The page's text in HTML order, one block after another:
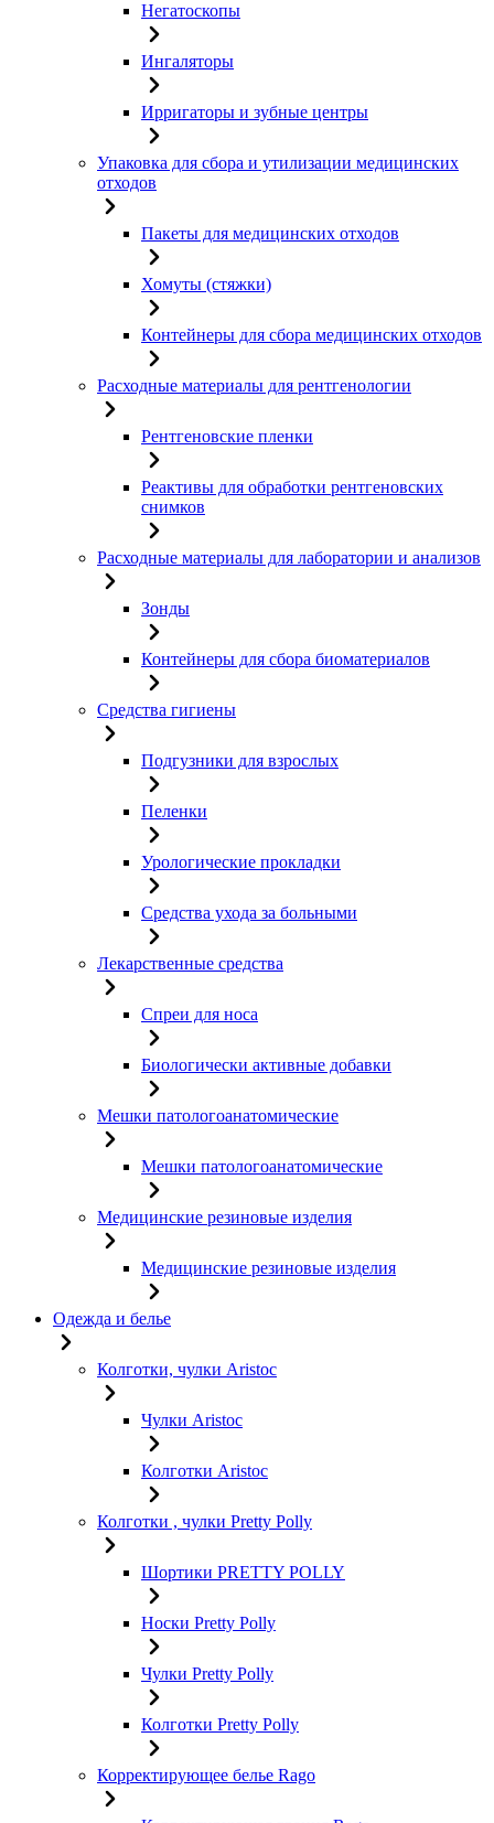
Негатоскопы
Ингаляторы
Ирригаторы и зубные центры
Упаковка для сбора и утилизации медицинских
отходов
Пакеты для медицинских отходов
Хомуты (стяжки)
Контейнеры для сбора медицинских отходов
Расходные материалы для рентгенологии
Рентгеновские пленки
Реактивы для обработки рентгеновских
снимков
Расходные материалы для лаборатории и анализов
Зонды
Контейнеры для сбора биоматериалов
Средства гигиены
Подгузники для взрослых
Пеленки
Урологические прокладки
Средства ухода за больными
Лекарственные средства
Спреи для носа
Биологически активные добавки
Мешки патологоанатомические
Мешки патологоанатомические
Медицинские резиновые изделия
Медицинские резиновые изделия
Одежда и белье
Колготки, чулки Aristoc
Чулки Aristoc
Колготки Aristoc
Колготки , чулки Pretty Polly
Шортики PRETTY POLLY
Носки Pretty Polly
Чулки Pretty Polly
Колготки Pretty Polly
Корректирующее белье Rago